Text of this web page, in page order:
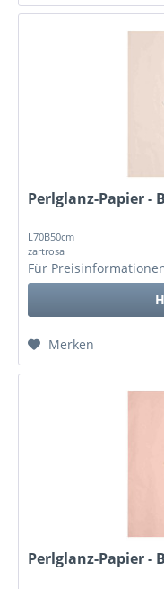
Perlglanz-Papier -
L70B50cm
zartrosa
Für
Merken
Perlglanz-Papier -